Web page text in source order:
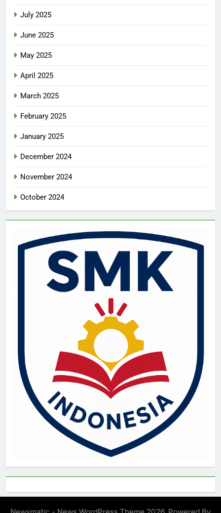
July 2025
June 2025
May 2025
April 2025
March 2025
February 2025
January 2025
December 2024
November 2024
October 2024